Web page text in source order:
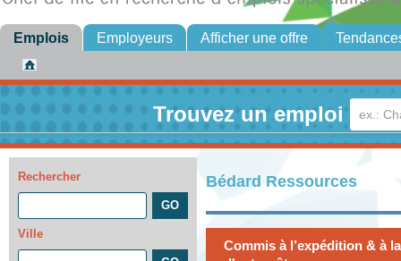
Emplois Employeurs Afficher une offre
Trouvez un emploi
Rechercher
Ville
Bédard Ressources
Commis à l’expédition & à